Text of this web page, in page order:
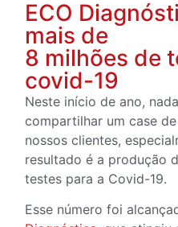
ECO
mais de
8 milhões de
covid-19
Neste início de ano,
compartilhar um case
nossos clientes,
resultado é a produção
testes para a Covid-19.
Esse número foi